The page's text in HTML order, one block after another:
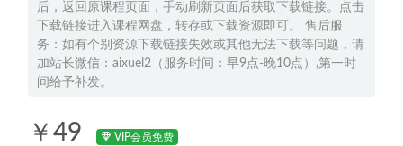
后，返回原课程页面，手动刷新页面后获取下载链接。点击
下载链接进入课程网盘，转存或下载资源即可。 售后服
务：如有个别资源下载链接失效或其他无法下载等问题，请
加站长微信：aixuel2（服务时间：早9点-晚10点）,第一时
间给予补发。
￥49 VIP会员免费
2025张亮高三英语a+一轮复习秋季班网课教程 2024-09-14
22年高中生物网课资源猿辅导22年三生物【张鹏】S班教学课
程，18.89G学习资料百度网盘资源打包下载 2022-01-26
笔记本维修教学课程大全 从入门到精通成为维修大师,147.7G
高中生物网课资源下载学魁榜胡忠林高考生物视频教程